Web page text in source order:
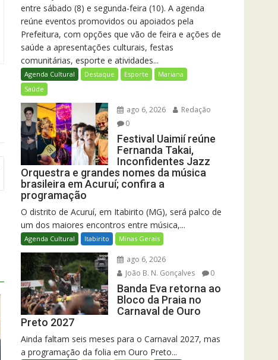
entre sábado (8) e segunda-feira (10). A agenda
reúne eventos promovidos ou apoiados pela
Prefeitura, com opções que vão de feira e ações de
saúde a apresentações culturais, festas
comunitárias, esporte e atividades...
Agenda Cultural Destaque Esporte
Mariana
Saúde
ago 6, 2026
Redação
0
Festival Uaimií reúne
Fernanda Takai,
Inconfidentes Jazz
Orquestra e grandes nomes da música
brasileira em Acuruí; confira a
programação
O distrito de Acuruí, em Itabirito (MG), será palco de
um dos maiores encontros entre música,...
Agenda Cultural Itabirito Minas Gerais
ago 6, 2026
João B. N. Gonçalves
0
Banda Eva retorna ao
Bloco da Praia no
Carnaval de Ouro
Preto 2027
Ainda faltam seis meses para o Carnaval 2027, mas
a programação da folia em Ouro Preto...